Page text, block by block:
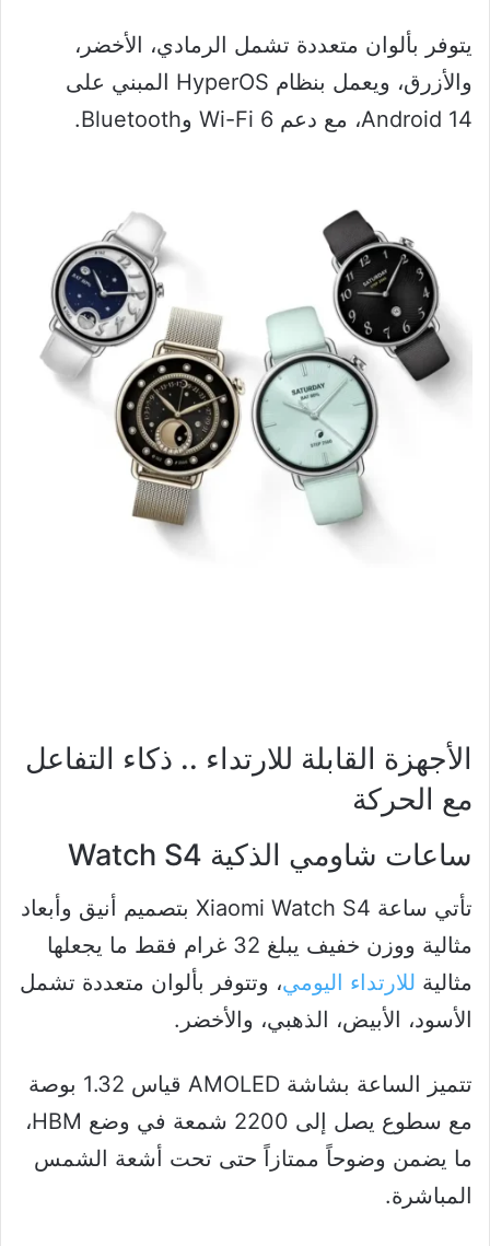
يتوفر بألوان متعددة تشمل الرمادي، الأخضر،
والأزرق، ويعمل بنظام HyperOS المبني على
Android 14، مع دعم Wi-Fi 6 وBluetooth.
الأجهزة القابلة للارتداء .. ذكاء التفاعل
مع الحركة
ساعات شاومي الذكية Watch S4
تأتي ساعة Xiaomi Watch S4 بتصميم أنيق وأبعاد
مثالية ووزن خفيف يبلغ 32 غرام فقط ما يجعلها
مثالية للارتداء اليومي، وتتوفر بألوان متعددة تشمل
الأسود، الأبيض، الذهبي، والأخضر.
تتميز الساعة بشاشة AMOLED قياس 1.32 بوصة
مع سطوع يصل إلى 2200 شمعة في وضع HBM،
ما يضمن وضوحاً ممتازاً حتى تحت أشعة الشمس
المباشرة.